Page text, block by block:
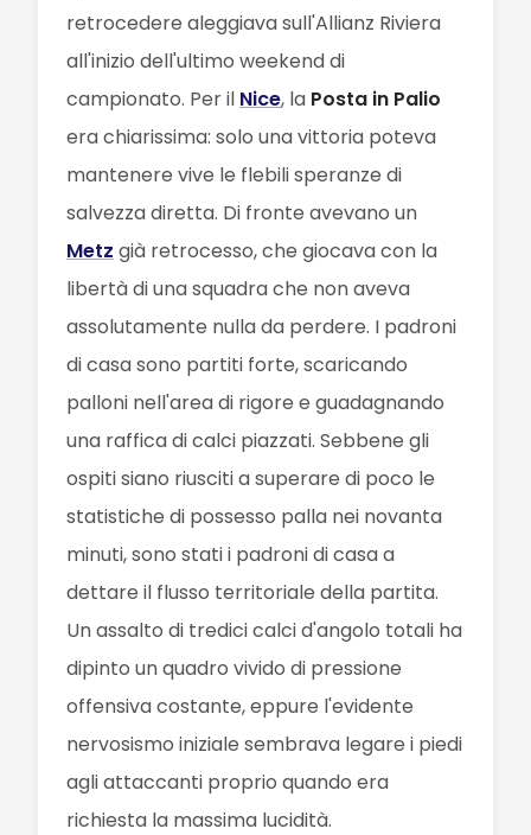
retrocedere aleggiava sull'Allianz Riviera
all'inizio dell'ultimo weekend di
campionato. Per il Nice, la Posta in Palio
era chiarissima: solo una vittoria poteva
mantenere vive le flebili speranze di
salvezza diretta. Di fronte avevano un
Metz già retrocesso, che giocava con la
libertà di una squadra che non aveva
assolutamente nulla da perdere. I padroni
di casa sono partiti forte, scaricando
palloni nell'area di rigore e guadagnando
una raffica di calci piazzati. Sebbene gli
ospiti siano riusciti a superare di poco le
statistiche di possesso palla nei novanta
minuti, sono stati i padroni di casa a
dettare il flusso territoriale della partita.
Un assalto di tredici calci d'angolo totali ha
dipinto un quadro vivido di pressione
offensiva costante, eppure l'evidente
nervosismo iniziale sembrava legare i piedi
agli attaccanti proprio quando era
richiesta la massima lucidità.